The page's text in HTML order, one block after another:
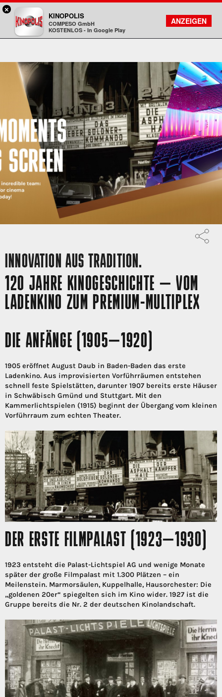
Kinopolis
FILMSUCHE
KONTO
INNOVATION AUS TRADITION.
120 JAHRE KINOGESCHICHTE – VOM
LADENKINO ZUM PREMIUM-MULTIPLEX
DIE ANFÄNGE (1905–1920)
1905 eröffnet August Daub in Baden-Baden das erste
Ladenkino. Aus improvisierten Vorführräumen entstehen
schnell feste Spielstätten, darunter 1907 bereits erste Häuser
in Schwäbisch Gmünd und Stuttgart. Mit den
Kammerlichtspielen (1915) beginnt der Übergang vom kleinen
Vorführraum zum echten Theater.
DER ERSTE FILMPALAST (1923–1930)
1923 entsteht die Palast-Lichtspiel AG und wenige Monate
später der große Filmpalast mit 1.300 Plätzen – ein
Meilenstein. Marmorsäulen, Kuppelhalle, Hausorchester: Die
„goldenen 20er“ spiegelten sich im Kino wider. 1927 ist die
Gruppe bereits die Nr. 2 der deutschen Kinolandschaft.
×
KINOPOLIS
COMPESO GmbH
KOSTENLOS - In Google Play
ANZEIGEN